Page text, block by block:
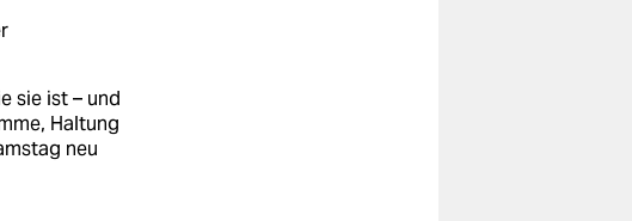
sie ist – und
Haltung
neu